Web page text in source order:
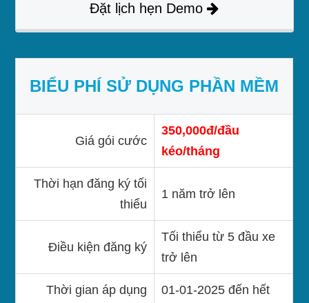
Đặt lịch hẹn Demo
BIỂU PHÍ SỬ DỤNG PHẦN MỀM
Giá gói cước
350,000đ/đầu
kéo/tháng
Thời hạn đăng ký tối
thiểu
1 năm trở lên
Điều kiện đăng ký
Tối thiểu từ 5 đầu xe
trở lên
Thời gian áp dụng
01-01-2025 đến hết